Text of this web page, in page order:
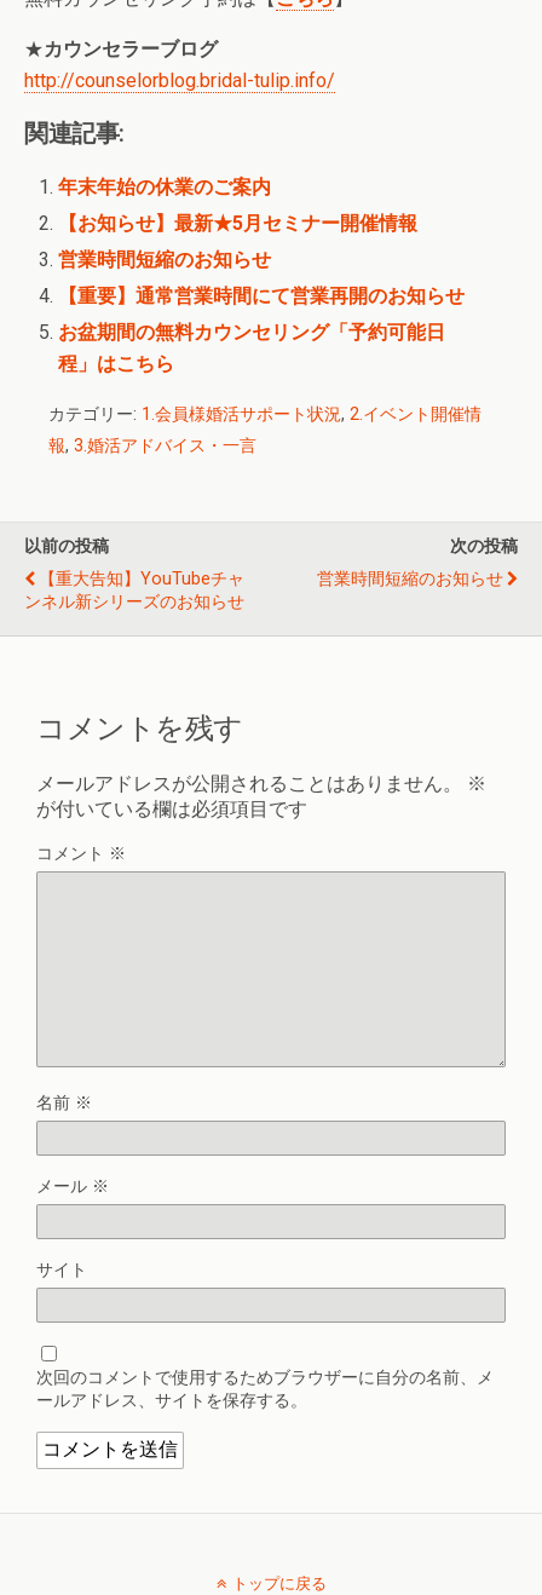
★カウンセラーブログ
http://counselorblog.bridal-tulip.info/
関連記事:
年末年始の休業のご案内
【お知らせ】最新★5月セミナー開催情報
営業時間短縮のお知らせ
【重要】通常営業時間にて営業再開のお知らせ
お盆期間の無料カウンセリング「予約可能日
程」はこちら
カテゴリー: 1.会員様婚活サポート状況, 2.イベント開催情
報, 3.婚活アドバイス・一言
以前の投稿
【重大告知】YouTubeチャ
ンネル新シリーズのお知らせ
次の投稿
営業時間短縮のお知らせ
コメントを残す
メールアドレスが公開されることはありません。
※
が付いている欄は必須項目です
コメント ※
名前 ※
メール ※
サイト
次回のコメントで使用するためブラウザーに自分の名前、メ
ールアドレス、サイトを保存する。
トップに戻る